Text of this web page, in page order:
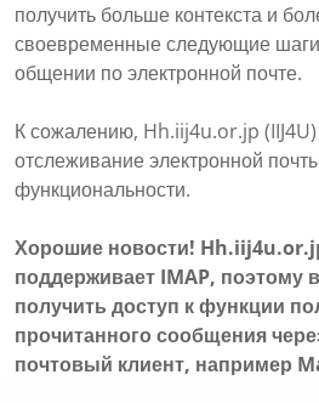
получить больше контекста и
своевременные следующие
общении по электронной почте.
К сожалению, Hh.iij4u.or.jp (IIJ4U)
отслеживание электронной
функциональности.
Хорошие новости!
поддерживает IMAP, поэтому
получить доступ к функции
прочитанного сообщения
почтовый клиент, например